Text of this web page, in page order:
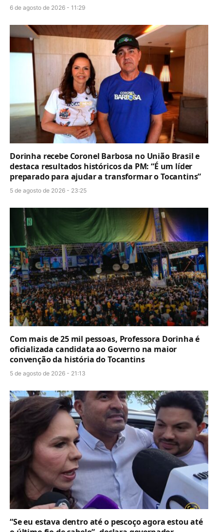
6 de agosto de 2026 - 11:29
Dorinha recebe Coronel Barbosa no União Brasil e
destaca resultados históricos da PM: “É um líder
preparado para ajudar a transformar o Tocantins”
5 de agosto de 2026 - 23:25
Com mais de 25 mil pessoas, Professora Dorinha é
oficializada candidata ao Governo na maior
convenção da história do Tocantins
5 de agosto de 2026 - 21:13
“Se eu estava dentro até o pescoço agora estou até